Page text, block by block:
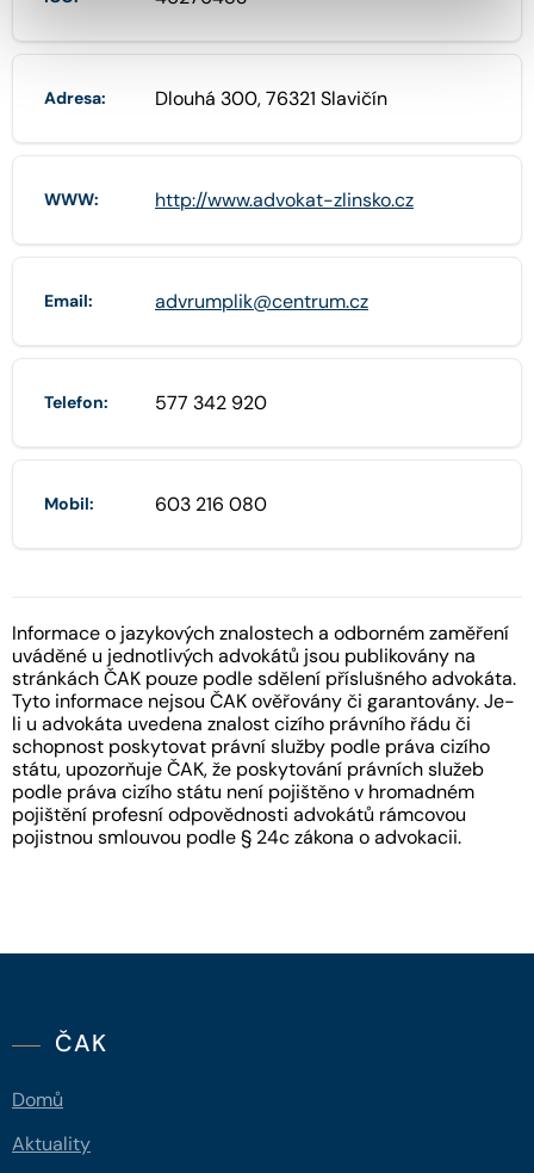
Adresa: Dlouhá 300, 76321 Slavičín
WWW: http://www.advokat-zlinsko.cz
Email: advrumplik@centrum.cz
Telefon: 577 342 920
Mobil: 603 216 080
Informace o jazykových znalostech a odborném zaměření
uváděné u jednotlivých advokátů jsou publikovány na
stránkách ČAK pouze podle sdělení příslušného advokáta.
Tyto informace nejsou ČAK ověřovány či garantovány. Je-
li u advokáta uvedena znalost cizího právního řádu či
schopnost poskytovat právní služby podle práva cizího
státu, upozorňuje ČAK, že poskytování právních služeb
podle práva cizího státu není pojištěno v hromadném
pojištění profesní odpovědnosti advokátů rámcovou
pojistnou smlouvou podle § 24c zákona o advokacii.
ČAK
Domů
Aktuality